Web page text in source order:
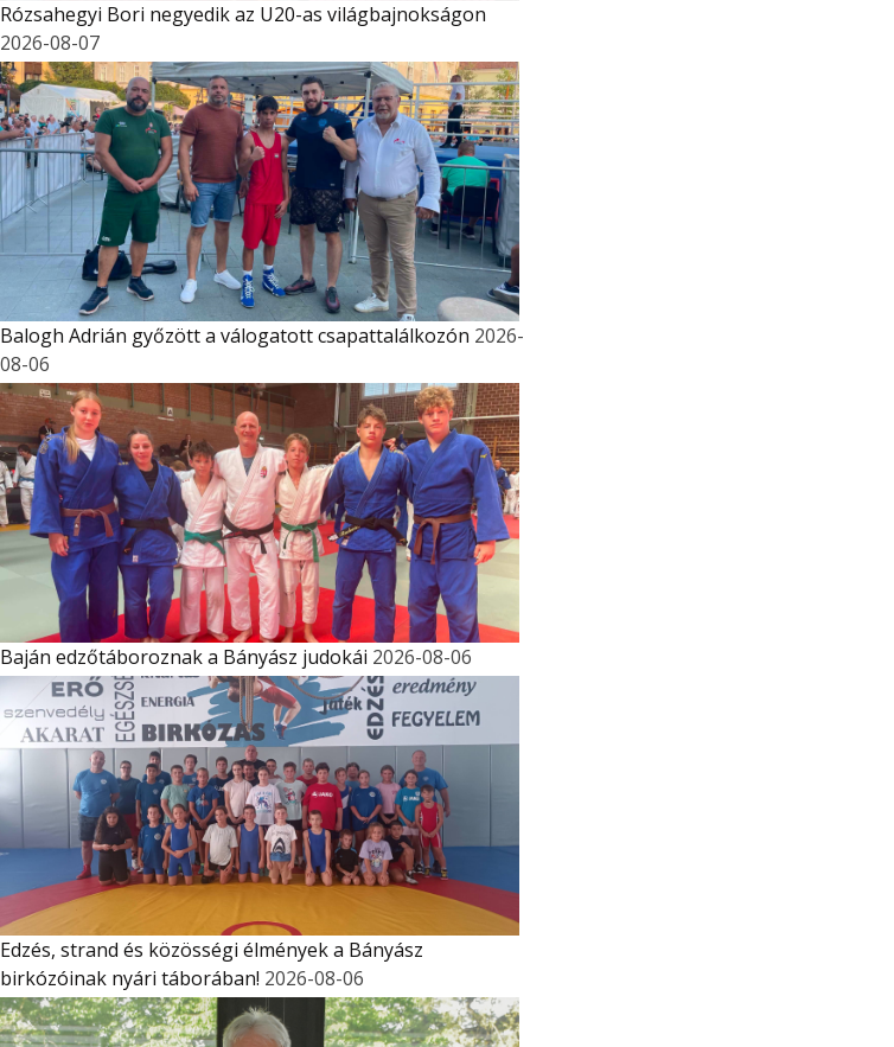
Rózsahegyi Bori negyedik az U20-as világbajnokságon
2026-08-07
Balogh Adrián győzött a válogatott csapattalálkozón 2026-
08-06
Baján edzőtáboroznak a Bányász judokái 2026-08-06
Edzés, strand és közösségi élmények a Bányász
birkózóinak nyári táborában! 2026-08-06